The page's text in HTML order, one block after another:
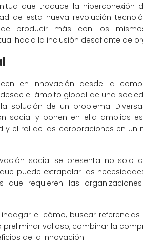
que traduce la hiperconexión
de esta nueva revolución
producir más con los
hacia la inclusión desafiante de
en innovación desde la
el ámbito global de una
solución de un problema.
social y ponen en ella amplias
y el rol de las corporaciones en un
social se presenta no solo
puede extrapolar las
que requieren las
el cómo, buscar
valioso, combinar la
de la innovación.